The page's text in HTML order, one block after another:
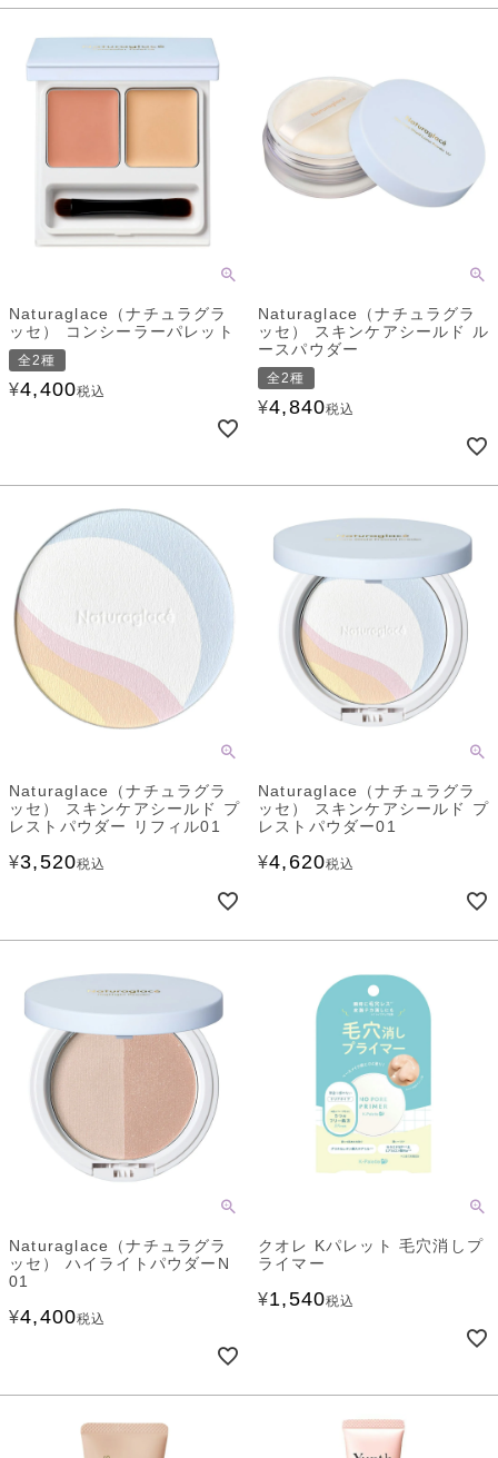
Naturaglace（ナチュラグラ
ッセ） コンシーラーパレット
全2種
¥4,400税込
Naturaglace（ナチュラグラ
ッセ） スキンケアシールド ル
ースパウダー
全2種
¥4,840税込
Naturaglace（ナチュラグラ
ッセ） スキンケアシールド プ
レストパウダー リフィル01
¥3,520税込
Naturaglace（ナチュラグラ
ッセ） スキンケアシールド プ
レストパウダー01
¥4,620税込
Naturaglace（ナチュラグラ
ッセ） ハイライトパウダーN
01
¥4,400税込
クオレ Kパレット 毛穴消しプ
ライマー
¥1,540税込